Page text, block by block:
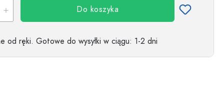
Do koszyka
od ręki. Gotowe do wysyłki w ciągu: 1-2 dni